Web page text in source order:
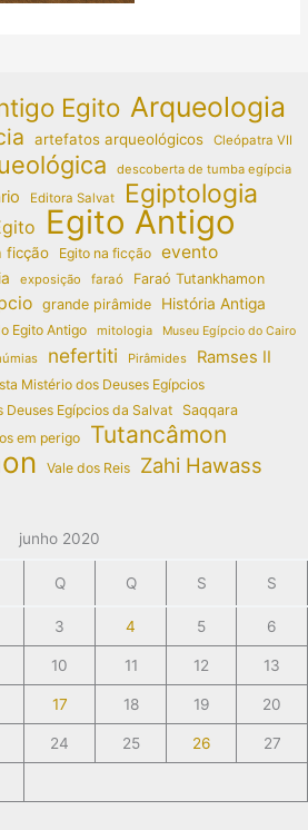
Egito Arqueologia
artefatos arqueológicos Cleópatra VII
descoberta de tumba egípcia
Editora Salvat Egiptologia
Egito Antigo
ficção Egito na ficção evento
exposição faraó Faraó Tutankhamon
grande pirâmide
História Antiga
Egito Antigo mitologia Museu Egípcio do Cairo
nefertiti Pirâmides Ramses II
Mistério dos Deuses Egípcios
Deuses Egípcios da Salvat
Saqqara
em perigo
Tutancâmon
Vale dos Reis Zahi Hawass
junho 2020
Q Q S S
3 4 5 6
10 11 12 13
17 18 19 20
24 25 26 27